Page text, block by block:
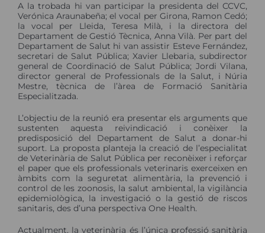
A la trobada hi van participar la presidenta del CCVC,
Verónica Araunabeña; el vocal per Girona, Ramon Cedó;
la vocal per Lleida, Teresa Milà, i la directora del
Departament de Gestió Tècnica, Anna Vilà. Per part del
Departament de Salut hi van assistir Esteve Fernández,
secretari de Salut Pública; Xavier Llebaria, subdirector
general de Coordinació de Salut Pública; Jordi Vilana,
director general de Professionals de la Salut, i Núria
Mestre, tècnica de l’àrea de Formació Sanitària
Especialitzada.
L’objectiu de la reunió era presentar els arguments que
sustenten aquesta reivindicació i conèixer la
predisposició del Departament de Salut a donar-hi
suport. La proposta planteja la creació de l’especialitat
de Veterinària de Salut Pública per reconèixer i reforçar
el paper que els professionals veterinaris exerceixen en
àmbits com la seguretat alimentària, la prevenció i
control de les zoonosis, la salut ambiental, la vigilància
epidemiològica, la investigació o la gestió de riscos
sanitaris, des d’una perspectiva One Health.
Actualment, la veterinària és l’única professió sanitària